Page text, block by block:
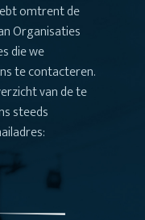
omtrent de
Organisaties
die we
te contacteren.
van de te
steeds